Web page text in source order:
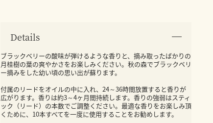
Details
ブラックベリーの酸味が弾けるような香りと、摘み取ったばかりの
月桂樹の葉の爽やかさをお楽しみください。秋の森でブラックベリ
ー摘みをした幼い頃の思い出が蘇ります。
付属のリードをオイルの中に入れ、24～36時間放置すると香りが
広がります。香りは約3～4ヶ月間持続します。香りの強弱はスティ
ック（リード）の本数でご調整ください。最適な香りをお楽しみ頂
くために、10本すべてを一度に使用することをお勧めします。